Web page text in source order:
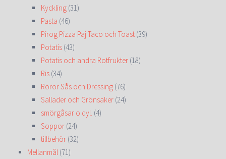
Kyckling (31)
Pasta (46)
Pirog Pizza Paj Taco och Toast (39)
Potatis (43)
Potatis och andra Rotfrukter (18)
Ris (34)
Röror Sås och Dressing (76)
Sallader och Grönsaker (24)
smörgåsar o dyl. (4)
Soppor (24)
tillbehör (32)
Mellanmål (71)